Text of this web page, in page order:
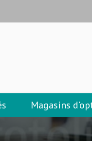
Magasins